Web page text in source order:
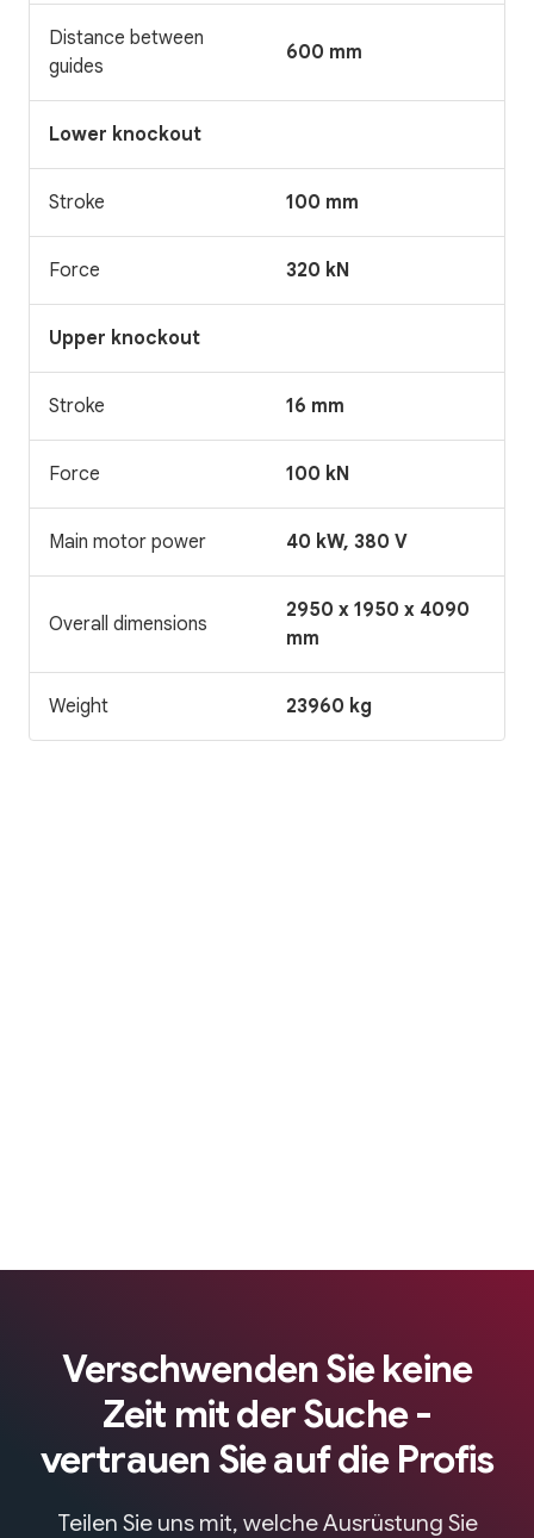
Distance between
guides
600 mm
Lower knockout
Stroke 100 mm
Force 320 kN
Upper knockout
Stroke 16 mm
Force 100 kN
Main motor power 40 kW, 380 V
Overall dimensions
2950 x 1950 x 4090
mm
Weight 23960 kg
Verschwenden Sie keine
Zeit mit der Suche -
vertrauen Sie auf die Profis
Teilen Sie uns mit, welche Ausrüstung Sie